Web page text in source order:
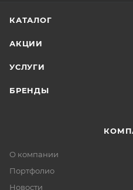
КАТАЛОГ
АКЦИИ
УСЛУГИ
БРЕНДЫ
О компании
Портфолио
Новости